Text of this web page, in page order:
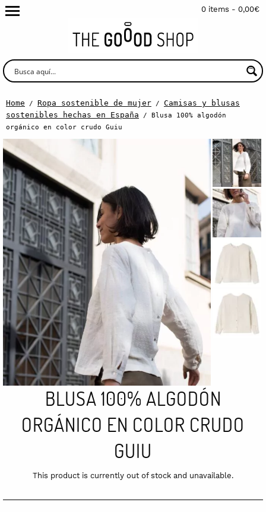
0 items - 0,00€
Home / Ropa sostenible de mujer / Camisas y blusas
sostenibles hechas en España / Blusa 100% algodón
orgánico en color crudo Guiu
BLUSA 100% ALGODÓN
ORGÁNICO EN COLOR CRUDO
GUIU
This product is currently out of stock and unavailable.